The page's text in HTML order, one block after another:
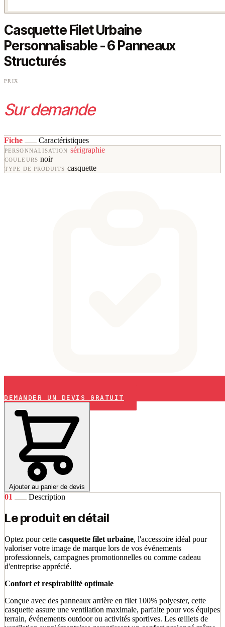
Casquette Filet Urbaine
Personnalisable - 6 Panneaux
Structurés
PRIX
Sur demande
Fiche Caractéristiques
PERSONNALISATION sérigraphie
COULEURS noir
TYPE DE PRODUITS casquette
DEMANDER UN DEVIS GRATUIT
Ajouter au panier de devis
01 Description
Le produit en détail
Optez pour cette casquette filet urbaine, l'accessoire idéal pour
valoriser votre image de marque lors de vos événements
professionnels, campagnes promotionnelles ou comme cadeau
d'entreprise apprécié.
Confort et respirabilité optimale
Conçue avec des panneaux arrière en filet 100% polyester, cette
casquette assure une ventilation maximale, parfaite pour vos équipes
terrain, événements outdoor ou activités sportives. Les œillets de